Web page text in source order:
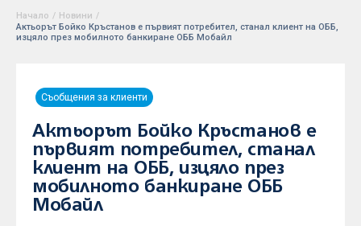
Начало / Новини /
Актьорът Бойко Кръстанов е първият потребител, станал клиент на ОББ,
изцяло през мобилното банкиране ОББ Мобайл
Съобщения за клиенти
Актьорът Бойко Кръстанов е
първият потребител, станал
клиент на ОББ, изцяло през
мобилното банкиране ОББ
Мобайл